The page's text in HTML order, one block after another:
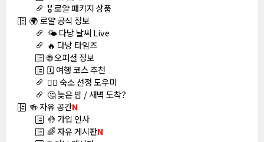
🎖️ 로얄 패키지 상품
🌍 로얄 공식 정보
🌤️ 다낭 날씨 Live
🔥 다낭 타임즈
🌐 오피셜 정보
🗓️ 여행 코스 추천
🏊‍♀️ 숙소 선정 도우미
🤔 늦은 밤 / 새벽 도착?
🍻 자유 공간N
🤚 가입 인사
🌈 자유 게시판N